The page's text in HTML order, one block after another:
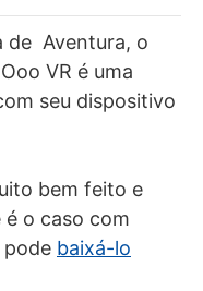
de Aventura, o
VR é uma
seu dispositivo
bem feito e
o caso com
pode baixá-lo